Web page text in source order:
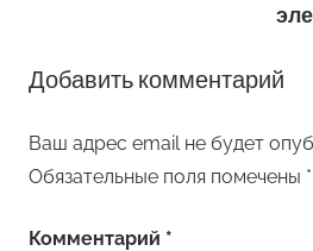
Добавить комментарий
Ваш адрес email не будет
Обязательные поля помечены *
Комментарий *